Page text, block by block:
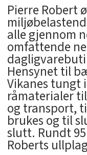
Pierre Robert
alle gjennom
omfattende
Hensynet til
Vikanes tungt
råmaterialer
og transport,
brukes og til
slutt. Rundt
Roberts